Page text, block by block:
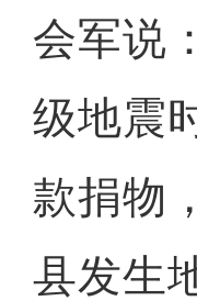
会军说
级地震
款捐物
县发生